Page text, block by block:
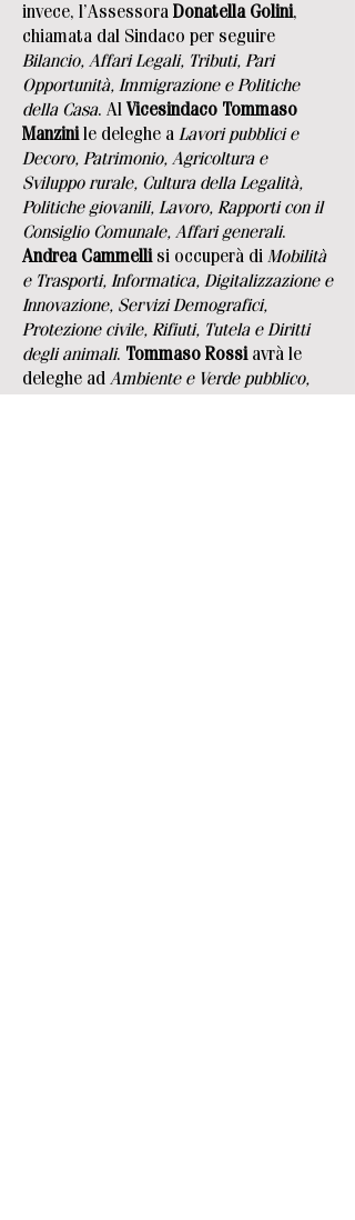
invece, l’Assessora Donatella Golini,
chiamata dal Sindaco per seguire
Bilancio, Affari Legali, Tributi, Pari
Opportunità, Immigrazione e Politiche
della Casa. Al Vicesindaco Tommaso
Manzinile deleghe a Lavori pubblici e
Decoro, Patrimonio, Agricoltura e
Sviluppo rurale, Cultura della Legalità,
Politiche giovanili, Lavoro, Rapporti con il
Consiglio Comunale, Affari generali.
Andrea Cammelli si occuperà di Mobilità
e Trasporti, Informatica, Digitalizzazione e
Innovazione, Servizi Demografici,
Protezione civile, Rifiuti, Tutela e Diritti
degli animali. Tommaso Rossi avrà le
deleghe ad Ambiente e Verde pubblico,